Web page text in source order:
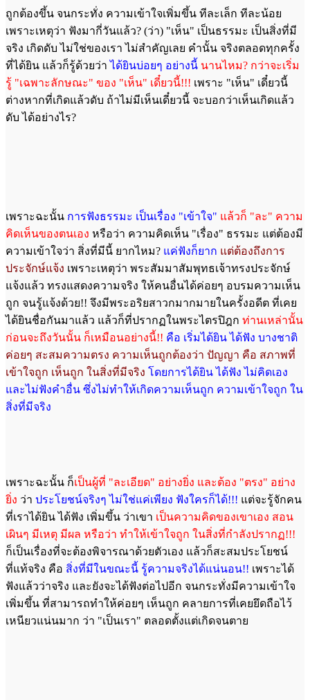
ถูกต้องขึ้น จนกระทั่ง ความเข้าใจเพิ่มขึ้น ทีละเล็ก ทีละน้อย
เพราะเหตุว่า ฟังมากี่วันแล้ว? (ว่า) "เห็น" เป็นธรรมะ เป็นสิ่งที่มี
จริง เกิดดับ ไม่ใช่ของเรา ไม่สำคัญเลย คำนั้น จริงตลอดทุกครั้ง
ที่ได้ยิน แล้วก็รู้ด้วยว่าได้ยินบ่อยๆ อย่างนี้ นานไหม? กว่าจะเริ่ม
รู้ "เฉพาะลักษณะ" ของ "เห็น" เดี๋ยวนี้!!! เพราะ "เห็น" เดี๋ยวนี้
ต่างหากที่เกิดแล้วดับ ถ้าไม่มีเห็นเดี๋ยวนี้ จะบอกว่าเห็นเกิดแล้ว
ดับ ได้อย่างไร?
เพราะฉะนั้น การฟังธรรมะ เป็นเรื่อง "เข้าใจ" แล้วก็ "ละ" ความ
คิดเห็นของตนเอง หรือว่า ความคิดเห็น "เรื่อง" ธรรมะ แต่ต้องมี
ความเข้าใจว่า สิ่งที่มีนี้ ยากไหม? แค่ฟังก็ยาก แต่ต้องถึงการ
ประจักษ์แจ้ง เพราะเหตุว่า พระสัมมาสัมพุทธเจ้าทรงประจักษ์
แจ้งแล้ว ทรงแสดงความจริง ให้คนอื่นได้ค่อยๆ อบรมความเห็น
ถูก จนรู้แจ้งด้วย!! จึงมีพระอริยสาวกมากมายในครั้งอดีต ที่เคย
ได้ยินชื่อกันมาแล้ว แล้วก็ที่ปรากฏในพระไตรปิฎก ท่านเหล่านั้น
ก่อนจะถึงวันนั้น ก็เหมือนอย่างนี้!! คือ เริ่มได้ยิน ได้ฟัง บางชาติ
ค่อยๆ สะสมความตรง ความเห็นถูกต้องว่า ปัญญา คือ สภาพที่
เข้าใจถูก เห็นถูก ในสิ่งที่มีจริง โดยการได้ยิน ได้ฟัง ไม่คิดเอง
และไม่ฟังคำอื่น ซึ่งไม่ทำให้เกิดความเห็นถูก ความเข้าใจถูก ใน
สิ่งที่มีจริง
เพราะฉะนั้น ก็เป็นผู้ที่ "ละเอียด" อย่างยิ่ง และต้อง "ตรง" อย่าง
ยิ่ง ว่า ประโยชน์จริงๆ ไม่ใช่แค่เพียง ฟังใครก็ได้!!! แต่จะรู้จักคน
ที่เราได้ยิน ได้ฟัง เพิ่มขึ้น ว่าเขา เป็นความคิดของเขาเอง สอน
เผินๆ มีเหตุ มีผล หรือว่า ทำให้เข้าใจถูก ในสิ่งที่กำลังปรากฏ!!!
ก็เป็นเรื่องที่จะต้องพิจารณาด้วยตัวเอง แล้วก็สะสมประโยชน์
ที่แท้จริง คือ สิ่งที่มีในขณะนี้ รู้ความจริงได้แน่นอน!! เพราะได้
ฟังแล้วว่าจริง และยังจะได้ฟังต่อไปอีก จนกระทั่งมีความเข้าใจ
เพิ่มขึ้น ที่สามารถทำให้ค่อยๆ เห็นถูก คลายการที่เคยยึดถือไว้
เหนียวแน่นมาก ว่า "เป็นเรา" ตลอดตั้งแต่เกิดจนตาย